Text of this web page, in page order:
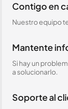
Contigo en
Nuestro equipo
Mantente
Si hay un
a solucionarlo.
Soporte al